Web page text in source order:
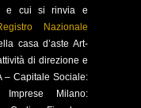
e cui si rinvia e
Nazionale
casa d’aste Art-
di direzione e
– Capitale Sociale:
Milano: